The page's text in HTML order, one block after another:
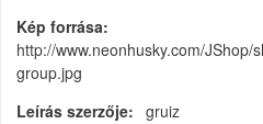
Kép forrása
http://www.neonhusky.com/
group.jpg
Leírás szerzője
gruiz